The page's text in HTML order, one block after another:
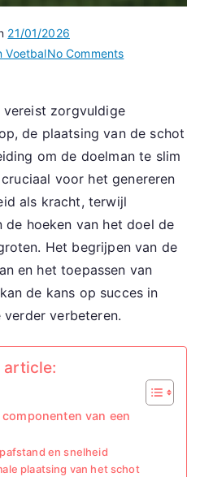
21/01/2026
VoetbalNo Commentson
Plaatsing,
Misleiding
vereist zorgvuldige
de plaatsing van de schot
om de doelman te slim
voor het genereren
als kracht, terwijl
hoeken van het doel de
Het begrijpen van de
en het toepassen van
de kans op succes in
verbeteren.
article:
van een
en snelheid
plaatsing van het schot